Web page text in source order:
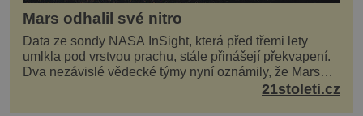
Mars odhalil své nitro
Data ze sondy NASA InSight, která před třemi lety
umlkla pod vrstvou prachu, stále přinášejí překvapení.
Dva nezávislé vědecké týmy nyní oznámily, že Mars
má nejen plášť plný trosek z dávných impaktů,...21stoleti.cz